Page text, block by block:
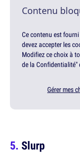
Contenu
Ce contenu est
devez accepter les
Modifiez ce choix à
de la Confidentialité"
Gérer mes
Slurp